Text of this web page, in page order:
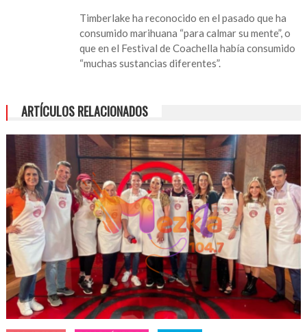
Timberlake ha reconocido en el pasado que ha
consumido marihuana “para calmar su mente”, o
que en el Festival de Coachella había consumido
“muchas sustancias diferentes”.
ARTÍCULOS RELACIONADOS